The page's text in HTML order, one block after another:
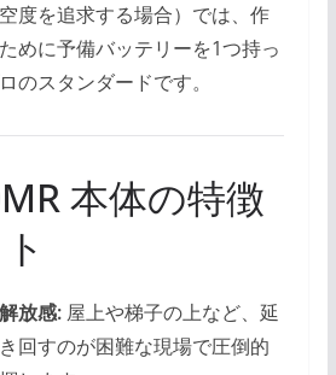
度を追求する場合）では、作
めに予備バッテリーを1つ持っ
のスタンダードです。
本体の特徴
放感:屋上や梯子の上など、延
回すのが困難な現場で圧倒的